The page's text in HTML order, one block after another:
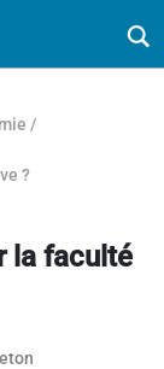
/
?
la faculté